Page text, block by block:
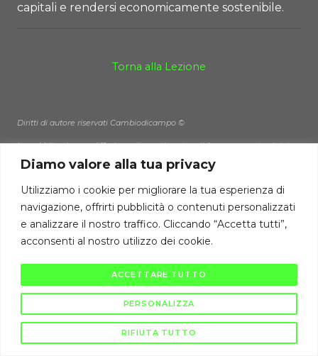
Diamo valore alla tua privacy
Utilizziamo i cookie per migliorare la tua esperienza di
navigazione, offrirti pubblicità o contenuti personalizzati
e analizzare il nostro traffico. Cliccando “Accetta tutti”,
acconsenti al nostro utilizzo dei cookie.
PERSONALIZZA
RIFIUTA TUTTO
ACCETTARE TUTTO
capitali e rendersi economicamente sostenibile.
Torna alla Lezione
Diritti di autore riservati Cambiodicampo ©
La pubblicazione e diffusione di questi contenuti è severamente vietata